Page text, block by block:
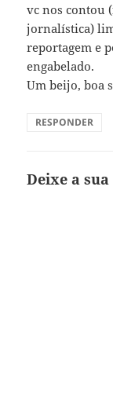
vc nos contou
jornalística)
reportagem e
engabelado.
Um beijo, boa
RESPONDER
Deixe a